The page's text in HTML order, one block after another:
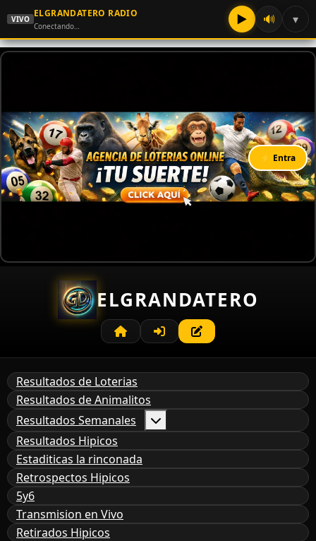
VIVO
ELGRANDATERO RADIO
Conectando… ▶ 🔊 ▾
⚡ Entra
ELGRANDATERO
Resultados de Loterias
Resultados de Animalitos
Resultados Semanales
Resultados Hipicos
Estaditicas la rinconada
Retrospectos Hipicos
5y6
Transmision en Vivo
Retirados Hipicos